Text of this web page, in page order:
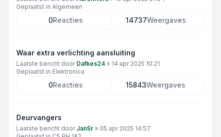
Geplaatst in Algemeen
0Reacties 14737Weergaves
Waar extra verlichting aansluiting
Laatste bericht door Dafkes24 » 14 apr 2025 10:21
Geplaatst in Elektronica
0Reacties 15843Weergaves
Deurvangers
Laatste bericht door JanSr » 05 apr 2025 14:57